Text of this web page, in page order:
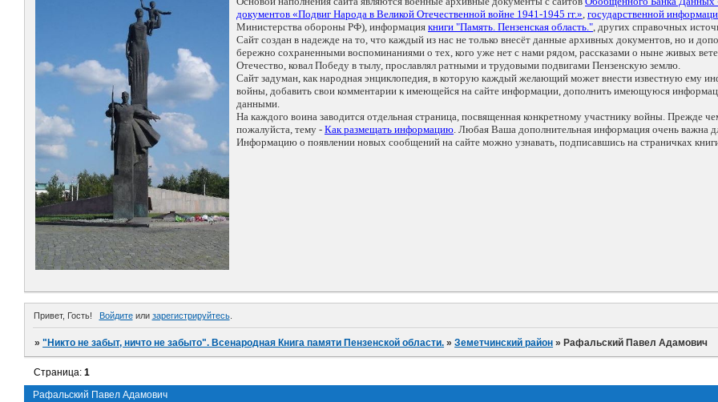
документов «Подвиг Народа в Великой Отечественной войне 1941-1945 гг.», государственной
Министерства обороны РФ), информация книги "Память. Пензенская область.", других справочных
Сайт создан в надежде на то, что каждый из нас не только внесёт данные архивных документов, но и
бережно сохраненными воспоминаниями о тех, кого уже нет с нами рядом, рассказами о ныне живых
Отечество, ковал Победу в тылу, прославлял ратными и трудовыми подвигами Пензенскую землю.
Сайт задуман, как народная энциклопедия, в которую каждый желающий может внести известную ему
войны, добавить свои комментарии к имеющейся на сайте информации, дополнить имеющуюся
данными.
На каждого воина заводится отдельная страница, посвященная конкретному участнику войны. Прежде
пожалуйста, тему - Как размещать информацию. Любая Ваша дополнительная информация очень важна
Информацию о появлении новых сообщений на сайте можно узнавать, подписавшись на страничках
Привет, Гость! Войдитеили зарегистрируйтесь.
»"Никто не забыт, ничто не забыто". Всенародная Книга памяти Пензенской области. »Земетчинский район » Рафальский Павел Адамович
Рафальский Павел Адамович
Страница:1